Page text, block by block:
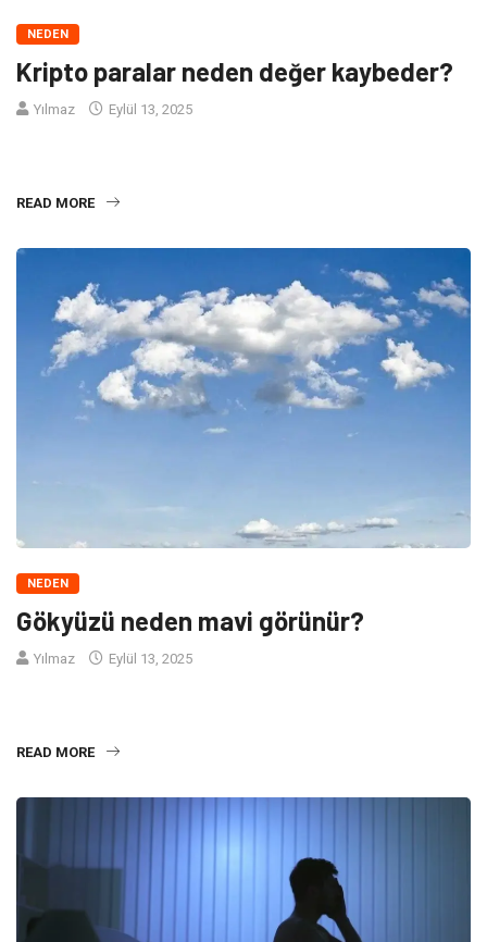
NEDEN
Kripto paralar neden değer kaybeder?
Yılmaz Eylül 13, 2025
READ MORE
NEDEN
Gökyüzü neden mavi görünür?
Yılmaz Eylül 13, 2025
READ MORE